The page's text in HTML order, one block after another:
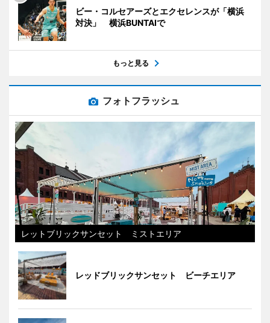
ビー・コルセアーズとエクセレンスが「横浜
対決」 横浜BUNTAIで
もっと見る
フォトフラッシュ
レットブリックサンセット ミストエリア
レッドブリックサンセット ビーチエリア